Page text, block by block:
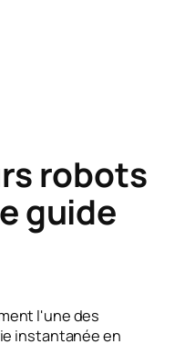
robots
guide
l'une des
instantanée en